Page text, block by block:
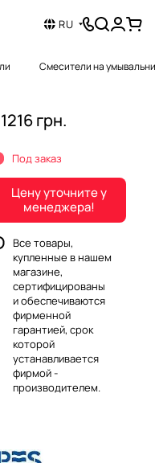
RU
Смесители на
грн.
Под заказ
Цену уточните у
менеджера!
Все товары,
купленные в нашем
магазине,
сертифицированы
и обеспечиваются
фирменной
гарантией, срок
которой
устанавливается
фирмой -
производителем.